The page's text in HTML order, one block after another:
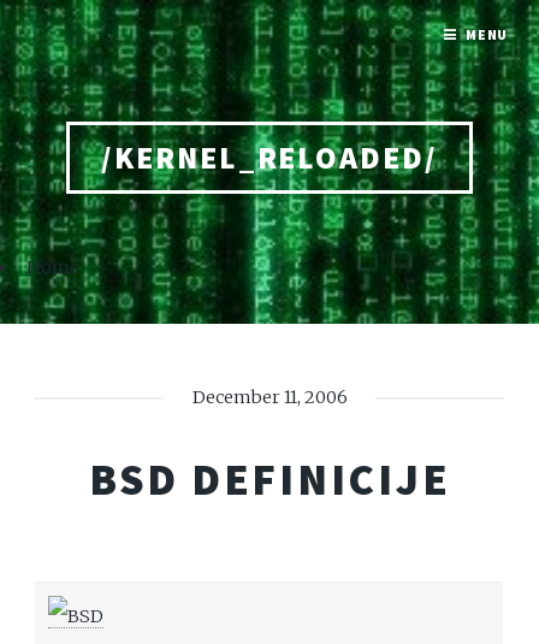
/KERNEL_RELOADED/
Home
December 11, 2006
BSD DEFINICIJE
MENU